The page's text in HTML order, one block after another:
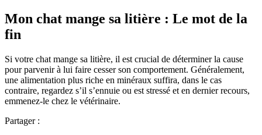
Mon chat mange sa litière : Le mot de la
fin
Si votre chat mange sa litière, il est crucial de déterminer la cause
pour parvenir à lui faire cesser son comportement. Généralement,
une alimentation plus riche en minéraux suffira, dans le cas
contraire, regardez s’il s’ennuie ou est stressé et en dernier recours,
emmenez-le chez le vétérinaire.
Partager :